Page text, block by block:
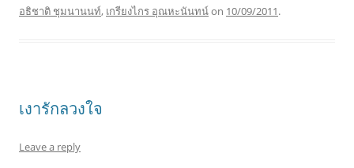
อธิชาติ ชุมนานนท์, เกรียงไกร อุณหะนันทน์on 10/09/2011.
เงารักลวงใจ
Leave a reply